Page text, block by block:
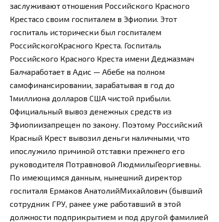
заслуживают отношения Российского Красного
Крестасо своим госпиталем в Эфиопии. Этот
госпиталь исторически был госпиталем
РоссийскогоКрасного Креста. Госпиталь
Российского Красного Креста имени Деджазмач
Балчаработает в Адис — Абебе на полном
самофинансировании, зарабатывая в год до
1миллиона долларов США чистой прибыли.
Официальный вывоз денежных средств из
Эфиопиизапрещен по закону. Поэтому Российский
Красный Крест вывозил деньги наличными, что
ипослужило причиной отставки прежнего его
руководителя Потравновой ЛюдмилыГеоргиевны.
По имеющимся данным, нынешний директор
госпиталя Ермаков АнатолийМихайлович (бывший
сотрудник ГРУ, ранее уже работавший в этой
должности подприкрытием и под другой фамилией